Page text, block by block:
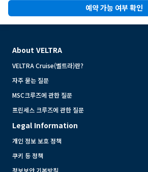
예약 가능 여부 확인
About VELTRA
VELTRA Cruise(벨트라)란?
자주 묻는 질문
MSC크루즈에 관한 질문
프린세스 크루즈에 관한 질문
Legal Information
개인 정보 보호 정책
쿠키 등 정책
정보보안 기본방침